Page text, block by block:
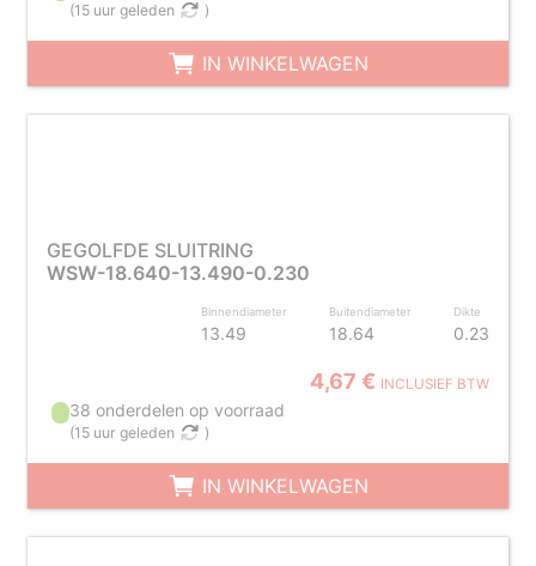
(15 uur geleden )
IN WINKELWAGEN
GEGOLFDE SLUITRING
WSW-18.640-13.490-0.230
Binnendiameter
13.49
Buitendiameter
18.64
Dikte
0.23
4,67 € INCLUSIEF BTW
38 onderdelen op voorraad
(15 uur geleden )
IN WINKELWAGEN